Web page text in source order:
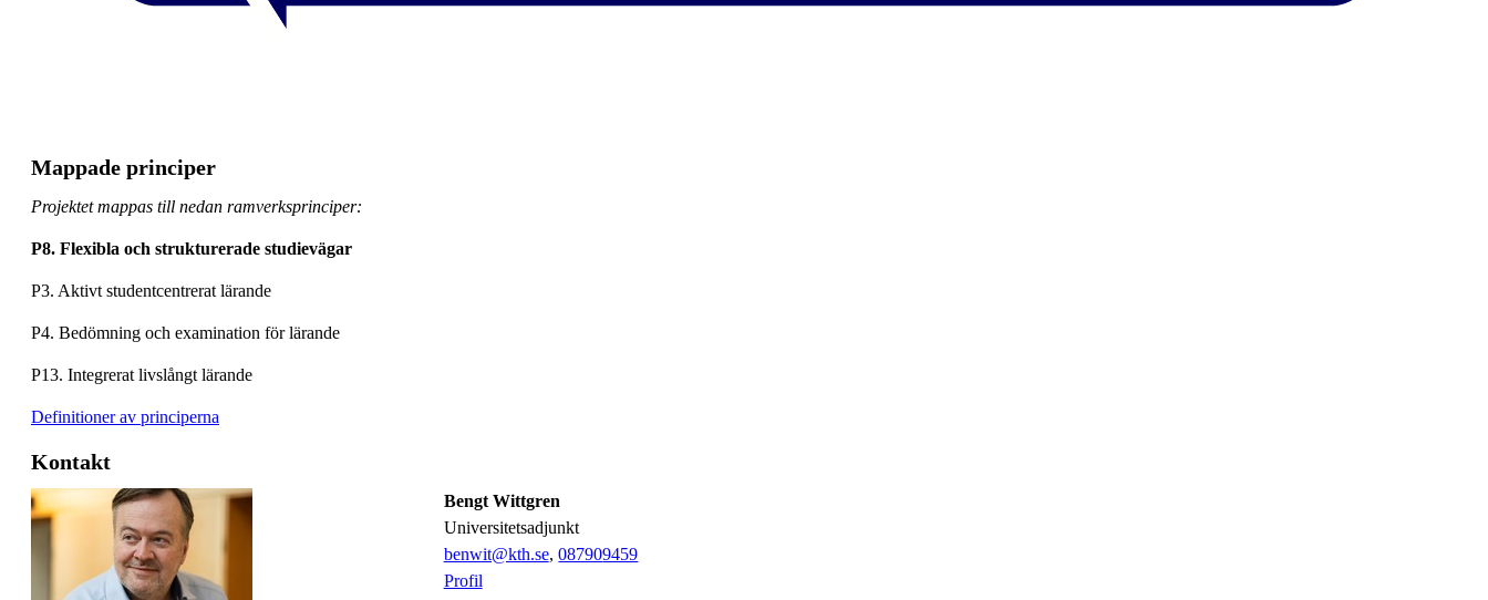
Mappade principer
Projektet mappas till nedan ramverksprinciper:
P8. Flexibla och strukturerade studievägar
P3. Aktivt studentcentrerat lärande
P4. Bedömning och examination för lärande
P13. Integrerat livslångt lärande
Definitioner av principerna
Kontakt
Bengt Wittgren
universitetsadjunkt
benwit@kth.se,087909459
Profil